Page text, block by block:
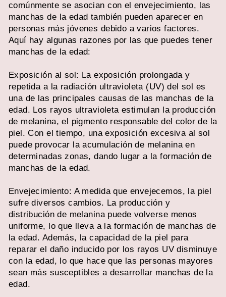
comúnmente se asocian con el envejecimiento, las
manchas de la edad también pueden aparecer en
personas más jóvenes debido a varios factores.
Aquí hay algunas razones por las que puedes tener
manchas de la edad:
Exposición al sol: La exposición prolongada y
repetida a la radiación ultravioleta (UV) del sol es
una de las principales causas de las manchas de la
edad. Los rayos ultravioleta estimulan la producción
de melanina, el pigmento responsable del color de la
piel. Con el tiempo, una exposición excesiva al sol
puede provocar la acumulación de melanina en
determinadas zonas, dando lugar a la formación de
manchas de la edad.
Envejecimiento: A medida que envejecemos, la piel
sufre diversos cambios. La producción y
distribución de melanina puede volverse menos
uniforme, lo que lleva a la formación de manchas de
la edad. Además, la capacidad de la piel para
reparar el daño inducido por los rayos UV disminuye
con la edad, lo que hace que las personas mayores
sean más susceptibles a desarrollar manchas de la
edad.